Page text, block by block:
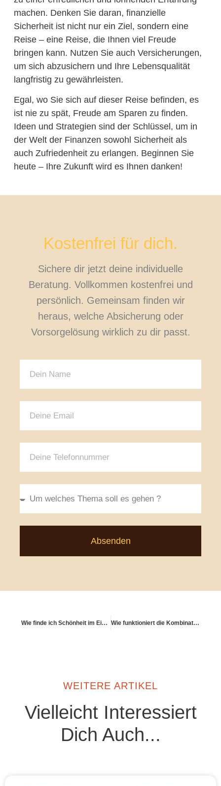
machen. Denken Sie daran, finanzielle
Sicherheit ist nicht nur ein Ziel, sondern eine
Reise – eine Reise, die Ihnen viel Freude
bringen kann. Nutzen Sie auch Versicherungen,
um sich abzusichern und Ihre Lebensqualität
langfristig zu gewährleisten.
Egal, wo Sie sich auf dieser Reise befinden, es
ist nie zu spät, Freude am Sparen zu finden.
Ideen und Strategien sind der Schlüssel, um in
der Welt der Finanzen sowohl Sicherheit als
auch Zufriedenheit zu erlangen. Beginnen Sie
heute – Ihre Zukunft wird es Ihnen danken!
Kostenfrei für dich.
Sichere dir jetzt deine individuelle
Beratung. Vollkommen kostenfrei und
persönlich. Gemeinsam finden wir
heraus, welche Absicherung oder
Vorsorgelösung wirklich zu dir passt.
Absenden
Wie finde ich Schönheit im Einfachen – auch finanziell? Wie funktioniert die Kombination aus Versicherung & Direktanlage?
WEITERE ARTIKEL
Vielleicht Interessiert
Dich Auch...